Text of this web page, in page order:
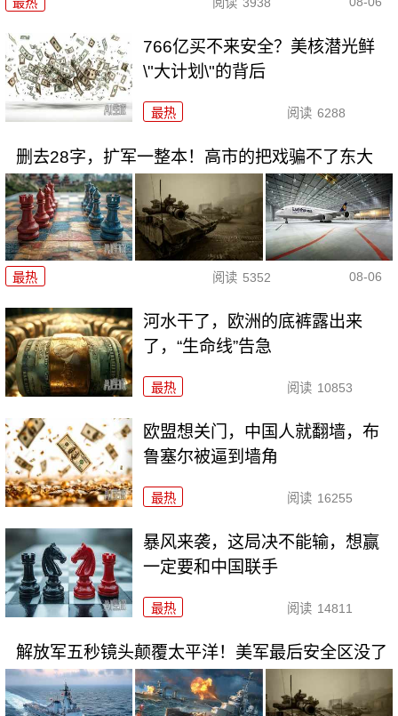
766亿买不来安全？美核潜光鲜
\"大计划\"的背后
最热 阅读 6288
删去28字，扩军一整本！高市的把戏骗不了东大
最热 阅读 5352 08-06
河水干了，欧洲的底裤露出来
了，“生命线”告急
最热 阅读 10853
欧盟想关门，中国人就翻墙，布
鲁塞尔被逼到墙角
最热 阅读 16255
暴风来袭，这局决不能输，想赢
一定要和中国联手
最热 阅读 14811
解放军五秒镜头颠覆太平洋！美军最后安全区没了